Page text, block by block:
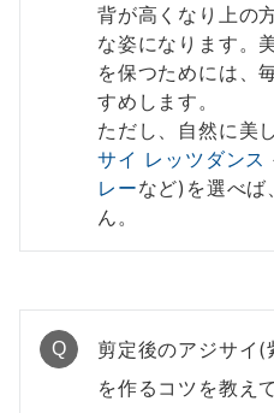
背が高くなり上の
な姿になります。
を保つためには、
すめします。
ただし、自然に美
サイ レッツダンス
レーなど)を選べば
ん。
Q
剪定後のアジサイ
を作るコツを教え